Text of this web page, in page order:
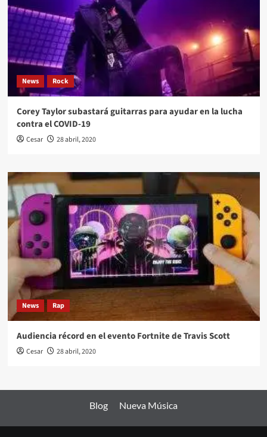
News Rock
Corey Taylor subastará guitarras para ayudar en la lucha
contra el COVID-19
Cesar 28 abril, 2020
News Rap
Audiencia récord en el evento Fortnite de Travis Scott
Cesar 28 abril, 2020
Blog Nueva Música